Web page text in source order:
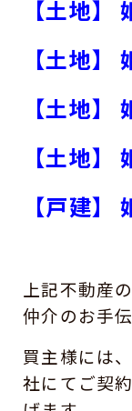
【土地】
【土地】
【土地】
【土地】
【戸建】
上記不動産
仲介のお手
買主様には
社にてご契